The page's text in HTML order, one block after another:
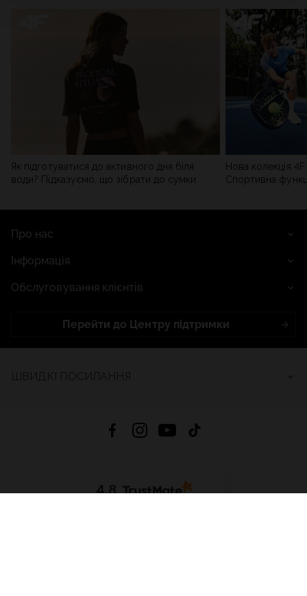
та в розділі «Деталі».
Як підготуватися до активного дня біля
води? Підказуємо, що зібрати до сумки
Нова колекція
Спортивна
Про нас
Інформація
Обслуговування клієнтів
Перейти до Центру підтримки
4.8